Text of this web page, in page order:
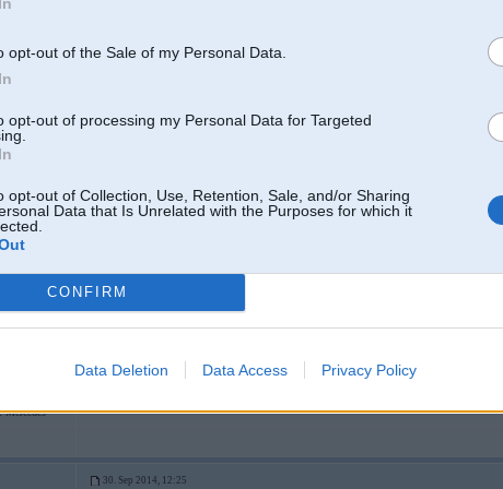
opt-out of the Sale of my Personal Data.
opt-out of processing my Personal Data for Targeted
opt-out of Collection, Use, Retention, Sale, and/or Sharing
Data that Is Unrelated with the Purposes for which it
CONFIRM
Data Deletion Data Access Privacy Policy
30. Sep 2014, 12:21
ja ļoti gribās pšššš tad nopērc ebayā elektrisko, strādā ar slēdzi pieslēgtu
nosvilpj
izpūtēja svilpītes evolucionējušas
30. Sep 2014, 12:25